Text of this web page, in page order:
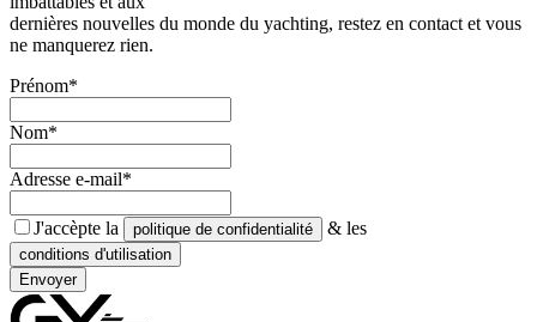
dernières nouvelles du monde du yachting, restez en contact et vous
ne manquerez rien.
Prénom*
Nom*
Adresse e-mail*
J'accèpte la politique de confidentialité & les
conditions d'utilisation
Envoyer